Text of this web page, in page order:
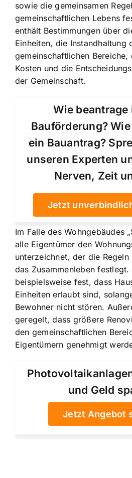
sowie die gemeinsamen
gemeinschaftlichen Lebens
enthält Bestimmungen über
Einheiten, die Instandhaltung
gemeinschaftlichen
Kosten und die
der Gemeinschaft.
Wie beantrage
Bauförderung?
ein Bauantrag?
unseren Experten
Nerven, Zeit
Jetzt
Im Falle des Wohngebäudes
alle Eigentümer den
unterzeichnet, der die
das Zusammenleben
beispielsweise fest, dass
Einheiten erlaubt sind,
Bewohner nicht stören.
geregelt, dass größere
den gemeinschaftlichen
Eigentümern genehmigt
und Geld
Jetzt Angebot